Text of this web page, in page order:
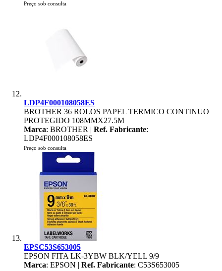
Preço sob consulta
LDP4F000108058ES
BROTHER 36 ROLOS PAPEL TERMICO CONTINUO
PROTEGIDO 108MMX27.5M
Marca: BROTHER | Ref. Fabricante:
LDP4F000108058ES
Preço sob consulta
EPSC53S653005
EPSON FITA LK-3YBW BLK/YELL 9/9
Marca: EPSON | Ref. Fabricante: C53S653005